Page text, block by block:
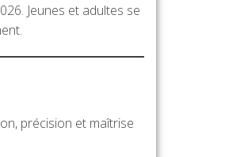
Jeunes et adultes se
précision et maîtrise